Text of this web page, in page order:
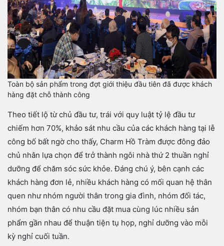
Toàn bộ sản phẩm trong đợt giới thiệu đầu tiên đã được khách
hàng đặt chỗ thành công
Theo tiết lộ từ chủ đầu tư, trái với quy luật tỷ lệ đầu tư
chiếm hơn 70%, khảo sát nhu cầu của các khách hàng tại lễ
công bố bất ngờ cho thấy, Charm Hồ Tràm được đông đảo
chủ nhân lựa chọn để trở thành ngôi nhà thứ 2 thuần nghỉ
dưỡng để chăm sóc sức khỏe. Đáng chú ý, bên cạnh các
khách hàng đơn lẻ, nhiều khách hàng có mối quan hệ thân
quen như nhóm người thân trong gia đình, nhóm đối tác,
nhóm bạn thân có nhu cầu đặt mua cùng lúc nhiều sản
phẩm gần nhau để thuận tiện tụ họp, nghỉ dưỡng vào mỗi
kỳ nghỉ cuối tuần.